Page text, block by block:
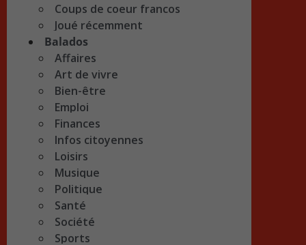
Coups de coeur francos
Joué récemment
Balados
Affaires
Art de vivre
Bien-être
Emploi
Finances
Infos citoyennes
Loisirs
Musique
Politique
Santé
Société
Sports